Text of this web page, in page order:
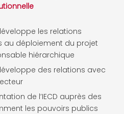
les relations
au déploiement du projet
hiérarchique
des relations avec
de l’IECD auprès des
les pouvoirs publics